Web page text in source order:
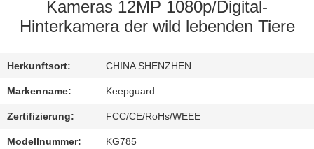
KONTAKT
MIT
UNS
Kameras 12MP 1080p/Digital-
Hinterkamera der wild lebenden Tiere
Herkunftsort: CHINA SHENZHEN
Markenname: Keepguard
Zertifizierung: FCC/CE/RoHs/WEEE
Modellnummer: KG785